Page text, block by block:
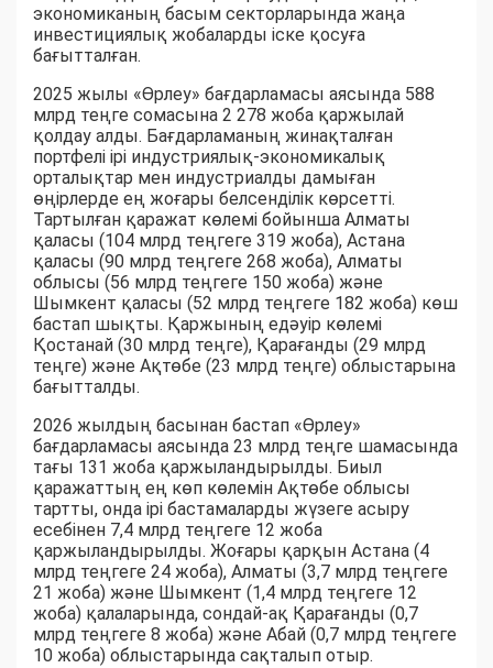
экономиканың басым секторларында жаңа
инвестициялық жобаларды іске қосуға
бағытталған.
2025 жылы «Өрлеу» бағдарламасы аясында 588
млрд теңге сомасына 2 278 жоба қаржылай
қолдау алды. Бағдарламаның жинақталған
портфелі ірі индустриялық-экономикалық
орталықтар мен индустриалды дамыған
өңірлерде ең жоғары белсенділік көрсетті.
Тартылған қаражат көлемі бойынша Алматы
қаласы (104 млрд теңгеге 319 жоба), Астана
қаласы (90 млрд теңгеге 268 жоба), Алматы
облысы (56 млрд теңгеге 150 жоба) және
Шымкент қаласы (52 млрд теңгеге 182 жоба) көш
бастап шықты. Қаржының едәуір көлемі
Қостанай (30 млрд теңге), Қарағанды (29 млрд
теңге) және Ақтөбе (23 млрд теңге) облыстарына
бағытталды.
2026 жылдың басынан бастап «Өрлеу»
бағдарламасы аясында 23 млрд теңге шамасында
тағы 131 жоба қаржыландырылды. Биыл
қаражаттың ең көп көлемін Ақтөбе облысы
тартты, онда ірі бастамаларды жүзеге асыру
есебінен 7,4 млрд теңгеге 12 жоба
қаржыландырылды. Жоғары қарқын Астана (4
млрд теңгеге 24 жоба), Алматы (3,7 млрд теңгеге
21 жоба) және Шымкент (1,4 млрд теңгеге 12
жоба) қалаларында, сондай-ақ Қарағанды (0,7
млрд теңгеге 8 жоба) және Абай (0,7 млрд теңгеге
10 жоба) облыстарында сақталып отыр.